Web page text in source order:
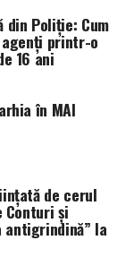
viața dă
vezi un
și JUD, uită-te
cum să
într-un sejur
Doar să
Ăla, la
fabricat. (Irinel
din Poliție: Cum
printr-o
16 ani
în MAI
de cerul
și
antigrindină” la